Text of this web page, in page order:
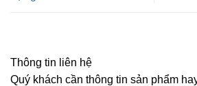
Thông tin liên hệ
Quý khách cần thông tin sản phẩm